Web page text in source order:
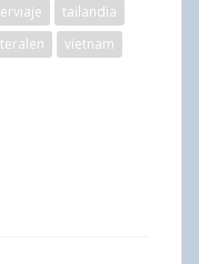
tailandia
vietnam